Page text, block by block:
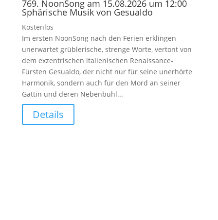
769. NoonSong am 15.08.2026 um 12:00
Sphärische Musik von Gesualdo
Kostenlos
Im ersten NoonSong nach den Ferien erklingen
unerwartet grüblerische, strenge Worte, vertont von
dem exzentrischen italienischen Renaissance-
Fürsten Gesualdo, der nicht nur für seine unerhörte
Harmonik, sondern auch für den Mord an seiner
Gattin und deren Nebenbuhl...
Details